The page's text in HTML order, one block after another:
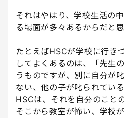
それはやはり、学校生活の
る場面が多々あるからだと思
たとえばHSCが学校に行き
してよくあるのは、「先生
うものですが、別に自分が
ない、他の子が叱られてい
HSCは、それを自分のこと
そこから教室が怖い、学校